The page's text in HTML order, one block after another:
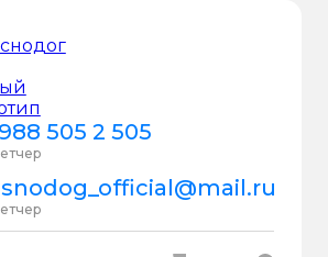
505 2 505